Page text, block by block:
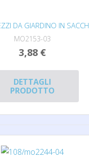
DA GIARDINO IN SACCH
MO2153-03
3,88 €
DETTAGLI
PRODOTTO